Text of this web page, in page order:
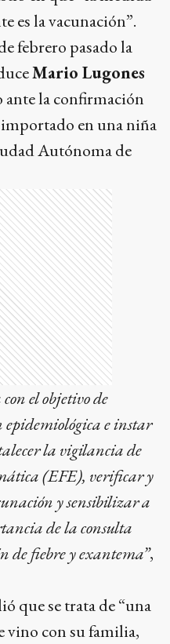
es la vacunación”.
febrero pasado la
Mario Lugones
la confirmación
en una niña
Autónoma de
el objetivo de
e instar
la vigilancia de
(EFE), verificar y
y sensibilizar a
de la consulta
fiebre y exantema”,
que se trata de “una
vino con su familia,